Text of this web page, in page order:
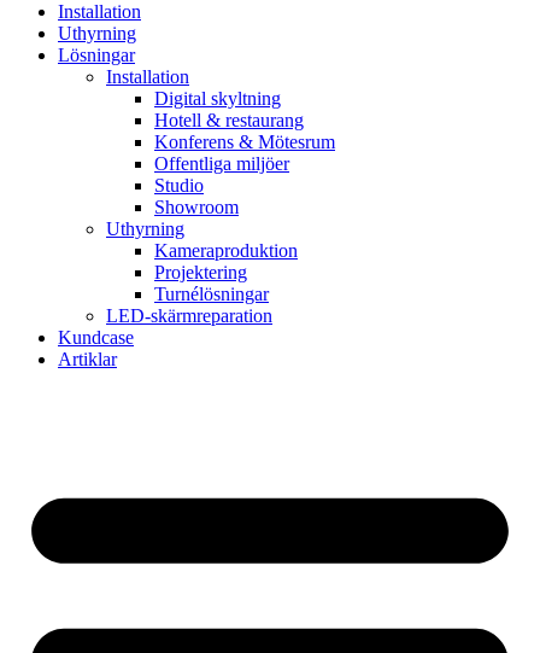
Installation
Uthyrning
Lösningar
Installation
Digital skyltning
Hotell & restaurang
Konferens & Mötesrum
Offentliga miljöer
Studio
Showroom
Uthyrning
Kameraproduktion
Projektering
Turnélösningar
LED-skärmreparation
Kundcase
Artiklar